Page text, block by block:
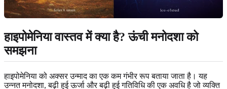
हाइपोमेनिया वास्तव में क्या है? ऊंची मनोदशा को
समझना
हाइपोमेनिया को अक्सर उन्माद का एक कम गंभीर रूप बताया जाता है। यह
उन्नत मनोदशा, बढ़ी हुई ऊर्जा और बढ़ी हुई गतिविधि की एक अवधि है जो व्यक्ति